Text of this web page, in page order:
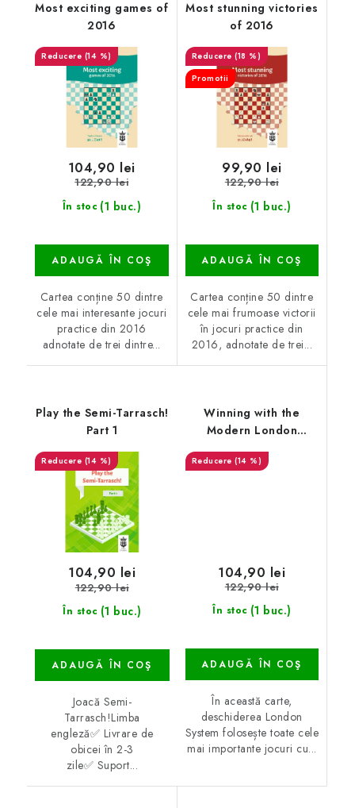
Most exciting games of
2016
(14 %)
În stoc (1 buc.)
104,90 lei
122,90 lei
ADAUGĂ ÎN COŞ
Cartea conține 50 dintre
cele mai interesante jocuri
practice din 2016
adnotate de trei dintre...
Most stunning victories
of 2016
(18 %)
Promotii
În stoc (1 buc.)
99,90 lei
122,90 lei
ADAUGĂ ÎN COŞ
Cartea conține 50 dintre
cele mai frumoase victorii
în jocuri practice din
2016, adnotate de trei...
Play the Semi-Tarrasch!
Part 1
(14 %)
În stoc (1 buc.)
104,90 lei
122,90 lei
ADAUGĂ ÎN COŞ
Joacă Semi-
Tarrasch!Limba
engleză✅ Livrare de
obicei în 2-3
zile✅ Suport...
Winning with the
Modern London
(14 %)
În stoc (1 buc.)
104,90 lei
122,90 lei
ADAUGĂ ÎN COŞ
În această carte,
deschiderea London
System folosește toate cele
mai importante jocuri cu...